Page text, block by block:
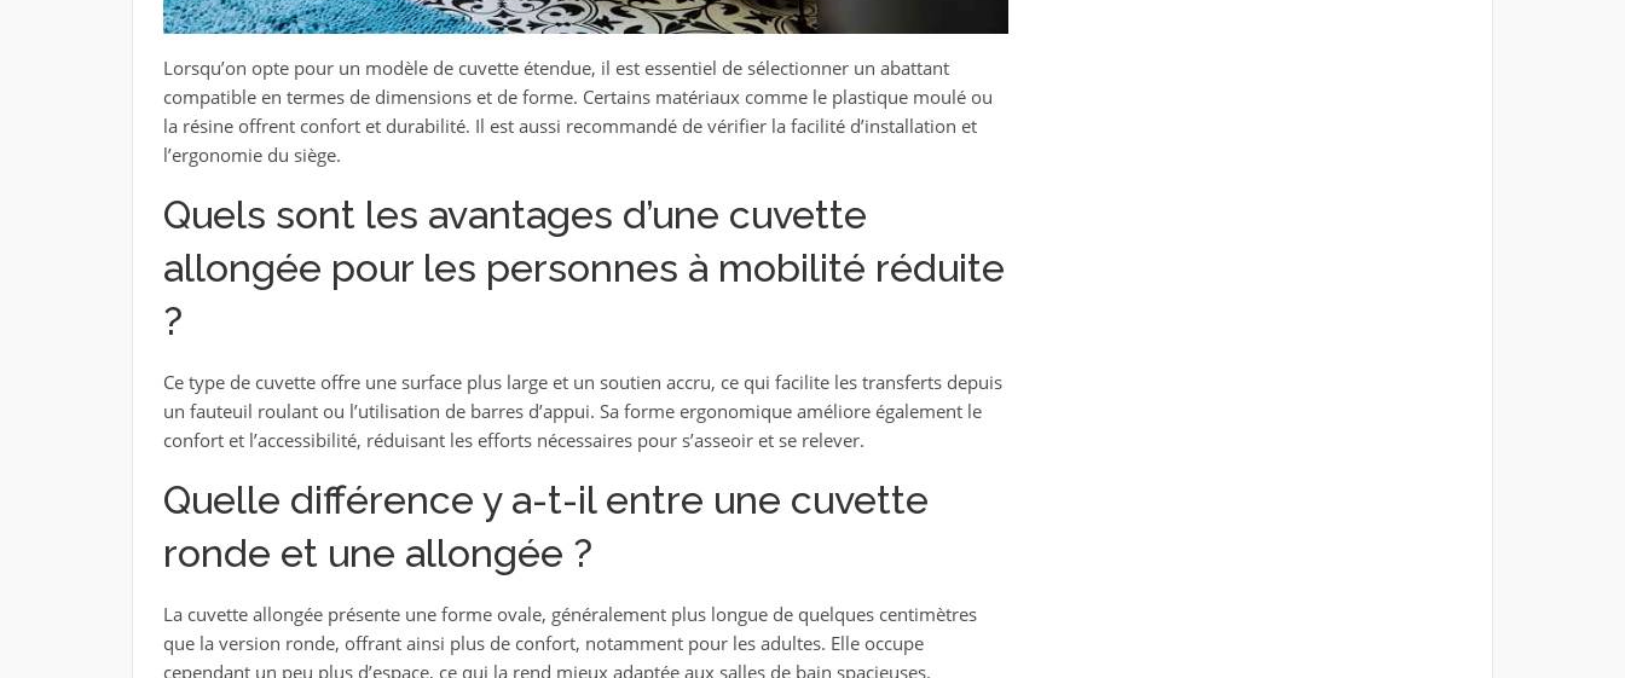
Lorsqu’on opte pour un modèle de cuvette étendue, il est essentiel de sélectionner un abattant
compatible en termes de dimensions et de forme. Certains matériaux comme le plastique moulé ou
la résine offrent confort et durabilité. Il est aussi recommandé de vérifier la facilité d’installation et
l’ergonomie du siège.
Quels sont les avantages d’une cuvette
allongée pour les personnes à mobilité réduite
?
Ce type de cuvette offre une surface plus large et un soutien accru, ce qui facilite les transferts depuis
un fauteuil roulant ou l’utilisation de barres d’appui. Sa forme ergonomique améliore également le
confort et l’accessibilité, réduisant les efforts nécessaires pour s’asseoir et se relever.
Quelle différence y a-t-il entre une cuvette
ronde et une allongée ?
La cuvette allongée présente une forme ovale, généralement plus longue de quelques centimètres
que la version ronde, offrant ainsi plus de confort, notamment pour les adultes. Elle occupe
cependant un peu plus d’espace, ce qui la rend mieux adaptée aux salles de bain spacieuses.